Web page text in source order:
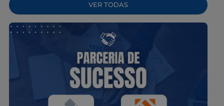
VER TODAS